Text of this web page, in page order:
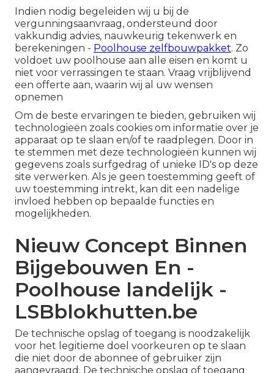
Indien nodig begeleiden wij u bij de
vergunningsaanvraag, ondersteund door
vakkundig advies, nauwkeurig tekenwerk en
berekeningen - Poolhouse zelfbouwpakket. Zo
voldoet uw poolhouse aan alle eisen en komt u
niet voor verrassingen te staan. Vraag vrijblijvend
een offerte aan, waarin wij al uw wensen
opnemen
Om de beste ervaringen te bieden, gebruiken wij
technologieën zoals cookies om informatie over je
apparaat op te slaan en/of te raadplegen. Door in
te stemmen met deze technologieën kunnen wij
gegevens zoals surfgedrag of unieke ID's op deze
site verwerken. Als je geen toestemming geeft of
uw toestemming intrekt, kan dit een nadelige
invloed hebben op bepaalde functies en
mogelijkheden.
Nieuw Concept Binnen
Bijgebouwen En -
Poolhouse landelijk -
LSBblokhutten.be
De technische opslag of toegang is noodzakelijk
voor het legitieme doel voorkeuren op te slaan
die niet door de abonnee of gebruiker zijn
aangevraagd. De technische opslag of toegang